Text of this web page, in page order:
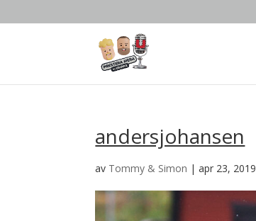
andersjohansen
av Tommy & Simon |apr 23, 2019